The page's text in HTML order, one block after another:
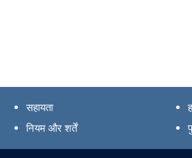
सहायता
नियम और शर्तें